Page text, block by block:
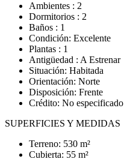
Ambientes : 2
Dormitorios : 2
Baños : 1
Condición: Excelente
Plantas : 1
Antigüedad : A Estrenar
Situación: Habitada
Orientación: Norte
Disposición: Frente
Crédito: No especificado
SUPERFICIES Y MEDIDAS
Terreno: 530 m²
Cubierta: 55 m²